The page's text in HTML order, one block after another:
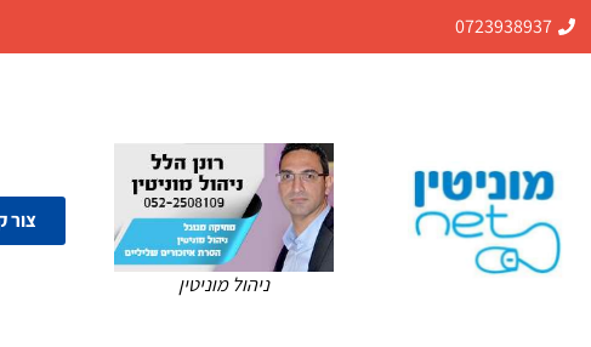
0723938937
ניהול מוניטין
צור